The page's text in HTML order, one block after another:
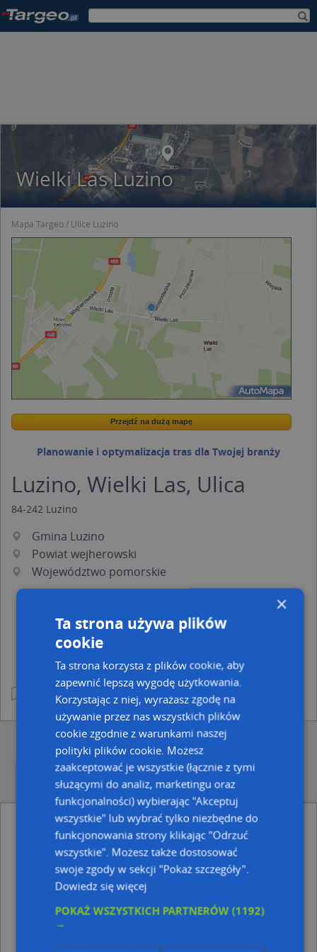
Wielki Las Luzino
Mapa Targeo Ulice Luzino
Wstaw tę mapkę na swoją stronę
Przejdź na dużą mapę
Przejdź na dużą mapę
Planowanie i optymalizacja tras dla Twojej branży
Luzino, Wielki Las, Ulica
84-242 Luzino
Gmina Luzino
Powiat wejherowski
Województwo pomorskie
Adresy w pobliżu
Luzino, Wielki Las 16, Ulica (84-242) (→ 36 m)
Luzino, Wielki Las 14, Ulica (84-242) (→ 39 m)
Kębłowo, Gospodarska 18, Ulica (84-242)
Luzino, Wielki Las 12, Ulica (84-242)
(→ 46 m)
Luzino, Wielki Las 10, Ulica (84-242) (→ 61 m)
Luzino, Grzybowa 2, Ulica (84-242)
Luzino, Wielki Las 19, Ulica (84-242) (→ 90 m)
×
Ta strona używa plików
cookie
Ta strona korzysta z plików cookie, aby
zapewnić lepszą wygodę użytkowania.
Korzystając z niej, wyrażasz zgodę na
używanie przez nas wszystkich plików
cookie zgodnie z warunkami naszej
polityki plików cookie. Możesz
zaakceptować je wszystkie (łącznie z tymi
służącymi do analiz, marketingu oraz
funkcjonalności) wybierając "Akceptuj
wszystkie" lub wybrać tylko niezbędne do
funkcjonowania strony klikając "Odrzuć
wszystkie". Możesz także dostosować
swoje zgody w sekcji "Pokaż szczegóły".
Dowiedz się więcej
POKAŻ WSZYSTKICH PARTNERÓW(1192)
→